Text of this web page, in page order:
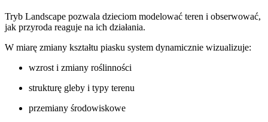
Tryb Landscape pozwala dzieciom modelować teren i obserwować,
jak przyroda reaguje na ich działania.
W miarę zmiany kształtu piasku system dynamicznie wizualizuje:
wzrost i zmiany roślinności
strukturę gleby i typy terenu
przemiany środowiskowe